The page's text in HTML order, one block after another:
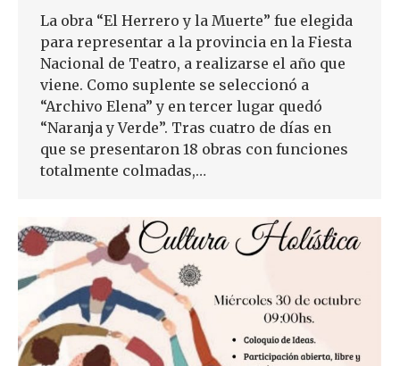
La obra “El Herrero y la Muerte” fue elegida
para representar a la provincia en la Fiesta
Nacional de Teatro, a realizarse el año que
viene. Como suplente se seleccionó a
“Archivo Elena” y en tercer lugar quedó
“Naranja y Verde”. Tras cuatro de días en
que se presentaron 18 obras con funciones
totalmente colmadas,…